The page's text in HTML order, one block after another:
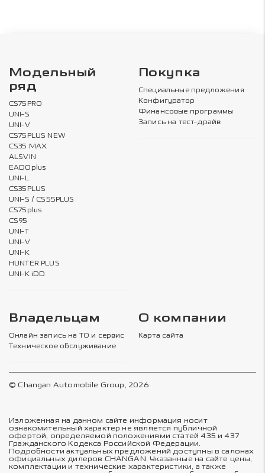
Модельный
ряд
CS75PRO
UNI-S
UNI-V
CS75PLUS NEW
CS35 MAX
ALSVIN
EADOplus
UNI-L
CS35PLUS
UNI-S / CS55PLUS
CS75plus
CS95
UNI-T
UNI-V
UNI-K
HUNTER PLUS
UNI-K iDD
Покупка
Специальные предложения
Конфигуратор
Финансовые программы
Запись на тест-драйв
Владельцам
Онлайн запись на ТО и сервис
Техническое обслуживание
О компании
Карта сайта
© Changan Automobile Group, 2026
Изложенная на данном сайте информация носит
ознакомительный характер не является публичной
офертой, определяемой положениями статей 435 и 437
Гражданского Кодекса Российской Федерации.
Подробности актуальных предложений доступны в салонах
официальных дилеров CHANGAN. Указанные на сайте цены,
комплектации и технические характеристики, а также